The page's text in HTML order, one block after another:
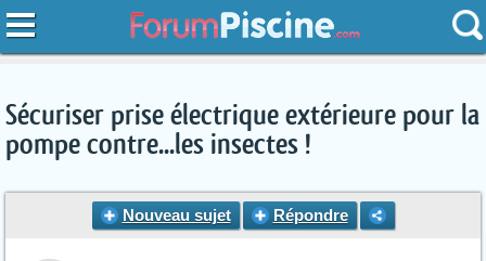
Sécuriser prise électrique extérieure pour la
pompe contre...les insectes !
Nouveau sujet Répondre